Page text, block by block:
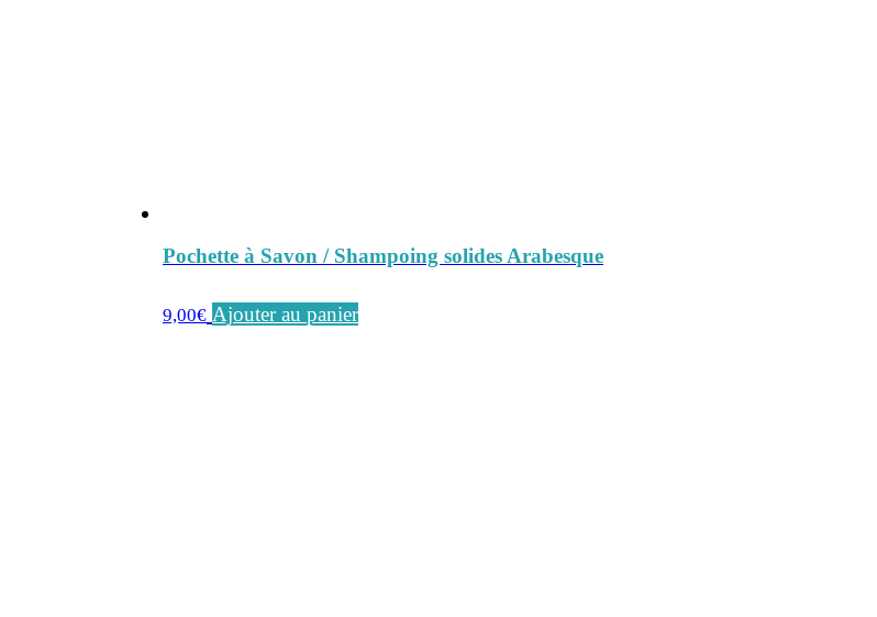
Pochette à Savon / Shampoing solides Arabesque
9,00€ Ajouter au panier